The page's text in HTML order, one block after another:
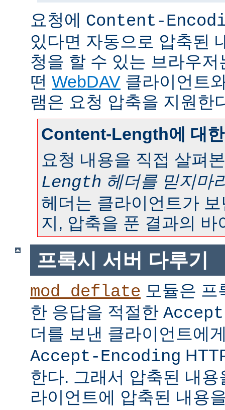
요청에 Content-
있다면 자동으로 압축된
청을 할 수 있는 브라우
떤 WebDAV 클라이언트
램은 요청 압축을 지원한
Content-Length에 대
요청 내용을 직접 살펴
Length 헤더를 믿지마
헤더는 클라이언트가
지, 압축을 푼 결과의
프록시 서버 다루기
mod_deflate 모듈은
한 응답을 적절한
더를 보낸 클라이언트에
Accept-Encoding
한다. 그래서 압축된 내
라이언트에 압축된 내용